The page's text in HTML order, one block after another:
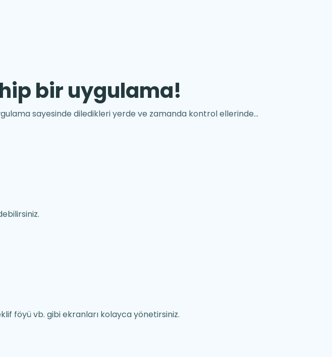
bir uygulama!
sayesinde diledikleri yerde ve zamanda kontrol ellerinde...
föyü vb. gibi ekranları kolayca yönetirsiniz.